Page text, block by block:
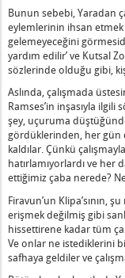
Kişinin Aldığı
Nedir?
Davud'un Bir
Bir Eş Alması
Arındırılması
ve İki Kısım
Adamı Arasındaki
Yasağı
Bir Günah Nedir?
Nedir?
ve Kötülükleri
İyi İşlerdir Ne
Bunun sebebi, Yaradan
eylemlerinin ihsan etmek
gelemeyeceğini
yardım edilir’ ve Kutsal
sözlerinde olduğu gibi,
Aslında, çalışmada
Ramses’in inşasıyla
şey, uçuruma
gördüklerinden, her gün
kaldılar. Çünkü
hatırlamıyorlardı ve her
ettiğimiz çaba nerede?
Firavun’un Klipa’sının,
erişmek değilmiş gibi
hissettirene kadar tüm
Ve onlar ne istediklerini
safhaya geldiler ve